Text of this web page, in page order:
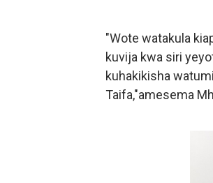
"Wote watakula
kuvija kwa siri
kuhakikisha
Taifa,"amesema